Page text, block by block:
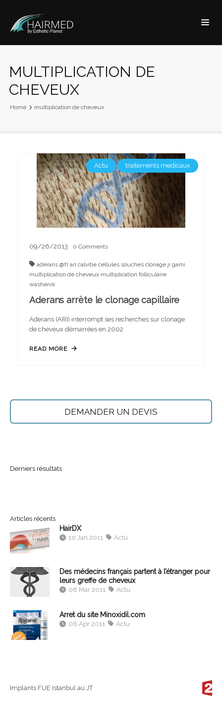
MULTIPLICATION DE
CHEVEUX
Home multiplication de cheveux
Actu traitements medicaux
09/26/2013 0 Comments
aderans @frari calvitie cellules souches clonage ji gami
multiplication de cheveux multiplication folliculaire
washenik
Aderans arrète le clonage capillaire
Aderans (ARI) interrompt ses recherches sur clonage
de cheveux démarrées en 2002
READ MORE
DEMANDER UN DEVIS
Derniers résultats
Articles récents
HairDX
10 Jan 2011 Actu
Des médecins français partent à l’étranger pour
leurs greffe de cheveux
08 Mar 2011 Actu
Arret du site Minoxidil.com
06 Apr 2011 Actu
Implants FUE Istanbul au JT